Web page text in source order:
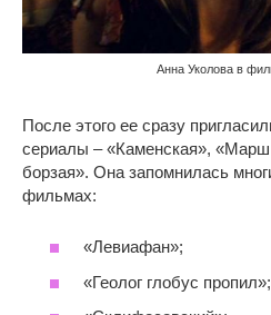
Анна Уколова в
После этого ее сразу
сериалы – «Каменская», «Марш
борзая». Она запомнилась
фильмах:
«Левиафан»;
«Геолог глобус пропил»;